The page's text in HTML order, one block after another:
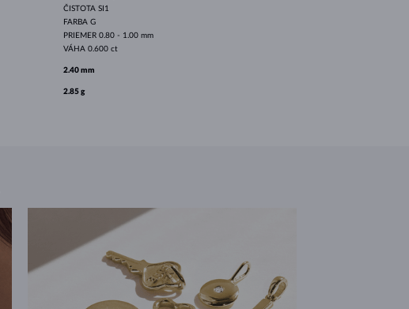
ČISTOTA SI1
FARBA G
PRIEMER 0.80 - 1.00 mm
VÁHA 0.600 ct
2.40 mm
2.85 g